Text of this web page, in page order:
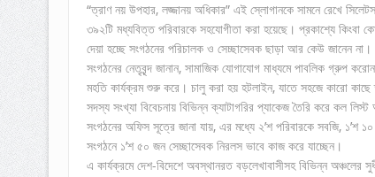
“ত্রাণ নয় উপহার, লজ্জানয় অধিকার” এই স্লোগানকে সামনে রেখে
৩৯২টি মধ্যবিত্ত পরিবারকে সহযোগীতা করা হয়েছে। প্রকাশ্যে কিংবা
দেয়া হচ্ছে সংগঠনের পরিচালক ও সেচ্ছাসেবক ছাড়া আর কেউ জানেন
সংগঠনের নেতৃবৃন্দ জানান, সামাজিক যোগাযোগ মাধ্যমে পাবলিক গ্রুপ
মহতি কার্যক্রম শুরু করে। চালু করা হয় হটলাইন, যাতে সহজে কারো কাছে
সদস্য সংখ্যা বিবেচনায় বিভিন্ন ক্যাটাগরির প্যাকেজ তৈরি করে কল
সংগঠনের অফিস সূত্রে জানা যায়, এর মধ্যে ২’শ পরিবারকে সবজি, ১’শ
সংগঠনে ১’শ ৫০ জন সেচ্ছাসেবক নিরলস ভাবে কাজ করে যাচ্ছেন।
এ কার্যক্রমে দেশ-বিদেশে অবস্থানরত বড়লেখাবাসীসহ বিভিন্ন অঞ্চলের